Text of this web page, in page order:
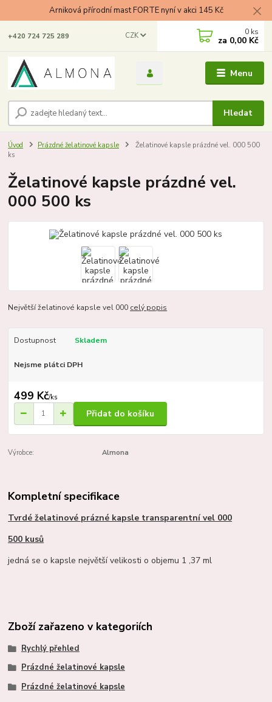
Arniková přírodní mast FORTE nyní v akci 145 Kč
Menu
CZK
Hledat
+420 724 725 289 0 ks
za 0,00 Kč
Úvod Prázdné želatinové kapsle
Želatinové kapsle prázdné vel. 000 500
ks
Želatinové kapsle prázdné vel.
000 500 ks
Největší želatinové kapsle vel 000 celý popis
Dostupnost Skladem
Nejsme plátci DPH
499 Kč/ks
Přidat do košíku
Výrobce: Almona
Kompletní specifikace
Tvrdé želatinové prázné kapsle transparentní vel 000
500 kusů
jedná se o kapsle největší velikosti o objemu 1 ,37 ml
Zboží zařazeno v kategoriích
Rychlý přehled
Prázdné želatinové kapsle
Prázdné želatinové kapsle